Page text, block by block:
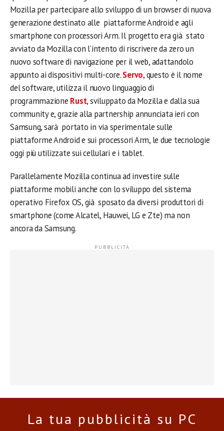
Mozilla per partecipare allo sviluppo di un browser di nuova
generazione destinato alle piattaforme Android e agli
smartphone con processori Arm. Il progetto era già stato
avviato da Mozilla con l’intento di riscrivere da zero un
nuovo software di navigazione per il web, adattandolo
appunto ai dispositivi multi-core.Servo, questo è il nome
del software, utilizza il nuovo linguaggio di
programmazione Rust, sviluppato da Mozilla e dalla sua
community e, grazie alla partnership annunciata ieri con
Samsung, sarà portato in via sperimentale sulle
piattaforme Android e sui processori Arm, le due tecnologie
oggi più utilizzate sui cellulari e i tablet.
Parallelamente Mozilla continua ad investire sulle
piattaforme mobili anche con lo sviluppo del sistema
operativo Firefox OS, già sposato da diversi produttori di
smartphone (come Alcatel, Hauwei, LG e Zte) ma non
ancora da Samsung.
La tua pubblicità su PC